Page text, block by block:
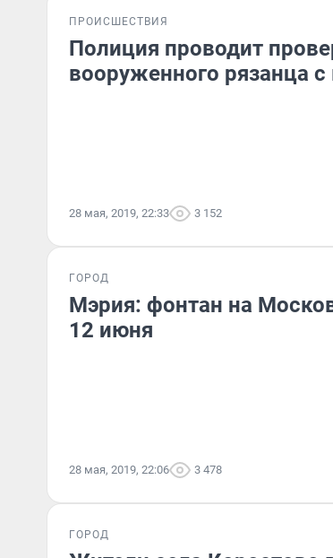
ПРОИСШЕСТВИЯ
Полиция проводит
вооруженного рязанца
28 мая, 2019, 22:33 3 152
ГОРОД
Мэрия: фонтан на
12 июня
28 мая, 2019, 22:06 3 478
ГОРОД